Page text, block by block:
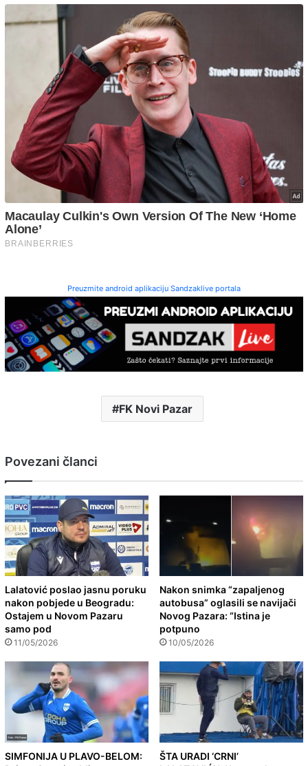
Preuzmite android aplikaciju Sandzaklive portala
FK Novi Pazar
Povezani članci
Lalatović poslao jasnu poruku
nakon pobjede u Beogradu:
Ostajem u Novom Pazaru
samo pod
11/05/2026
Nakon snimka “zapaljenog
autobusa” oglasili se navijači
Novog Pazara: “Istina je
potpuno
10/05/2026
SIMFONIJA U PLAVO-BELOM:
ŠTA URADI ‘CRNI’